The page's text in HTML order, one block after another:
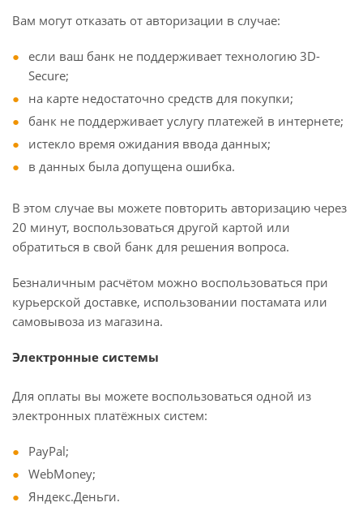
Вам могут отказать от авторизации в случае:
если ваш банк не поддерживает технологию 3D-
Secure;
на карте недостаточно средств для покупки;
банк не поддерживает услугу платежей в интернете;
истекло время ожидания ввода данных;
в данных была допущена ошибка.
В этом случае вы можете повторить авторизацию через
20 минут, воспользоваться другой картой или
обратиться в свой банк для решения вопроса.
Безналичным расчётом можно воспользоваться при
курьерской доставке, использовании постамата или
самовывоза из магазина.
Электронные системы
Для оплаты вы можете воспользоваться одной из
электронных платёжных систем:
PayPal;
WebMoney;
Яндекс.Деньги.